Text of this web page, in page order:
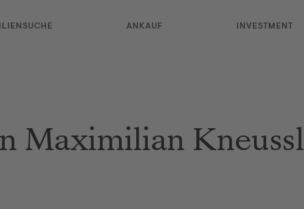
ANKAUF INVESTMENT
Maximilian Kneussl